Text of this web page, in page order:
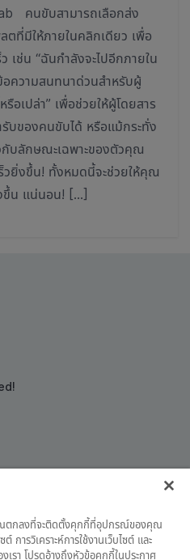
คนขับสามารถเลือกส่ง
ตที่มีให้ภายในคลิกเดียว เพื่อ
เช่น “ฉันกำลังจะไปอีกภายใน
อความสนทนาด่วนสำหรับผู้
อเปล่า” เพื่อช่วยให้ผู้โดยสาร
รับของคนขับได้ หรือแม้กระทั่ง
บลักษณะเฉพาะของตัวคุณ
วยิ่งขึ้น! ทั้งหมดนี้จะช่วยให้คุณ
ขึ้น แน่นอน! […]
ตกลงที่จะติดตั้งคุกกี้ที่อุปกรณ์ของคุณ
การวิเคราะห์การใช้งานเว็บไซต์ และ
รา โปรดอ้างถึงหัวข้อคุกกี้ในประกาศ